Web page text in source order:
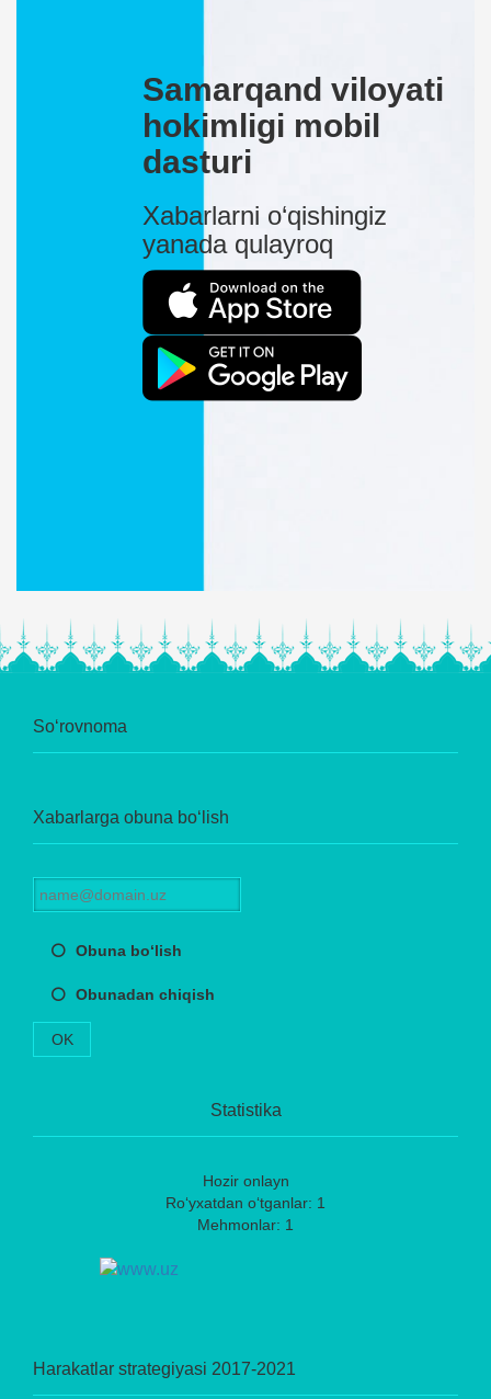
Samarqand viloyati
hokimligi mobil
dasturi
Xabarlarni o‘qishingiz
yanada qulayroq
So‘rovnoma
Xabarlarga obuna bo‘lish
Obuna bo‘lish
Obunadan chiqish
OK
Statistika
Hozir onlayn
Ro‘yxatdan o‘tganlar: 1
Mehmonlar: 1
Harakatlar strategiyasi 2017-2021